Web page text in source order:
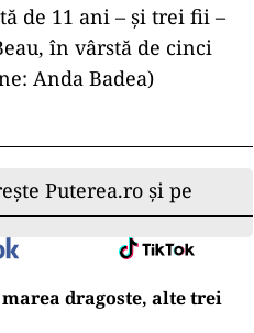
de 11 ani – şi trei fii –
în vârstă de cinci
Anda Badea)
Puterea.ro și pe
dragoste, alte trei